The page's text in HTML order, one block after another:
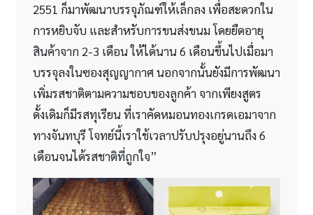
2551 ก็มาพัฒนาบรรจุภัณฑ์ให้เล็กลง เพื่อสะดวกใน
การหยิบจับ และสำหรับการขนส่งขนม โดยยืดอายุ
สินค้าจาก 2-3 เดือน ให้ได้นาน 6 เดือนขึ้นไปเมื่อมา
บรรจุลงในซองสุญญากาศ นอกจากนั้นยังมีการพัฒนา
เพิ่มรสชาติตามความชอบของลูกค้า จากเพียงสูตร
ดั้งเดิมก็มีรสทุเรียน ที่เราคัดหมอนทองเกรดเอมาจาก
ทางจันทบุรี โจทย์นี้เราใช้เวลาปรับปรุงอยู่นานถึง 6
เดือนจนได้รสชาติที่ถูกใจ”